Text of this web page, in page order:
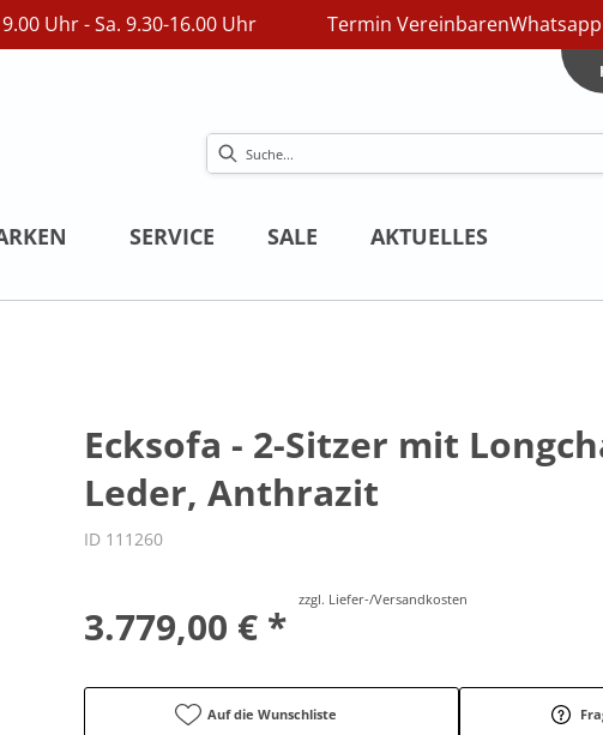
Uhr - Sa. 9.30-16.00 Uhr Termin VereinbarenWhatsapp
SERVICE SALE AKTUELLES
Ecksofa - 2-Sitzer mit
Leder, Anthrazit
ID 111260
3.779,00 € *
zzgl. Liefer-/Versandkosten
Auf die Wunschliste